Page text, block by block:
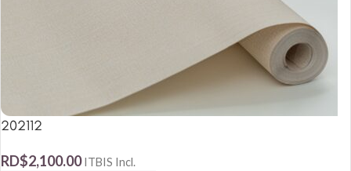
202112
RD$2,100.00 ITBIS Incl.